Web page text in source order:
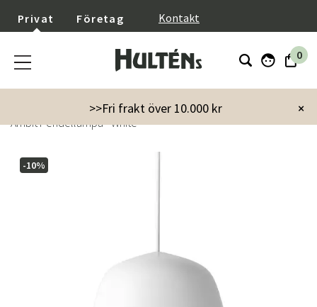
Privat Företag Kontakt
0
×
>>Fri frakt över 10.000 kr
Inredning Lampor & belysning
Ambit Pendellampa - White
-10%